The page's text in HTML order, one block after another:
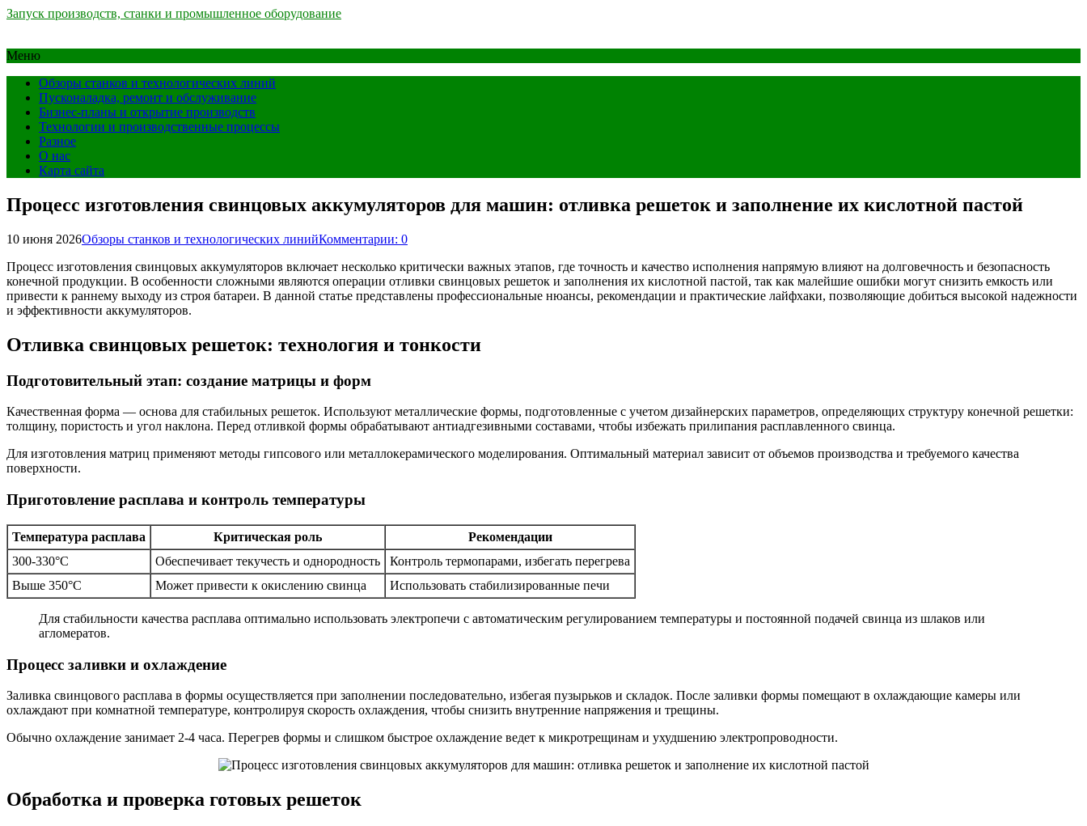
Запуск производств, станки и промышленное оборудование
Меню
Обзоры станков и технологических линий
Пусконаладка, ремонт и обслуживание
Бизнес-планы и открытие производств
Технологии и производственные процессы
Разное
О нас
Карта сайта
Процесс изготовления свинцовых аккумуляторов для машин: отливка решеток и заполнение их кислотной пастой
10 июня 2026Обзоры станков и технологических линийКомментарии: 0
Процесс изготовления свинцовых аккумуляторов включает несколько критически важных этапов, где точность и качество исполнения напрямую влияют на долговечность и безопасность
конечной продукции. В особенности сложными являются операции отливки свинцовых решеток и заполнения их кислотной пастой, так как малейшие ошибки могут снизить емкость или
привести к раннему выходу из строя батареи. В данной статье представлены профессиональные нюансы, рекомендации и практические лайфхаки, позволяющие добиться высокой надежности
и эффективности аккумуляторов.
Отливка свинцовых решеток: технология и тонкости
Подготовительный этап: создание матрицы и форм
Качественная форма — основа для стабильных решеток. Используют металлические формы, подготовленные с учетом дизайнерских параметров, определяющих структуру конечной решетки:
толщину, пористость и угол наклона. Перед отливкой формы обрабатывают антиадгезивными составами, чтобы избежать прилипания расплавленного свинца.
Для изготовления матриц применяют методы гипсового или металлокерамического моделирования. Оптимальный материал зависит от объемов производства и требуемого качества
поверхности.
Приготовление расплава и контроль температуры
Температура расплава Критическая роль
Рекомендации
300-330°C
Обеспечивает текучесть и однородность
Контроль термопарами, избегать перегрева
Выше 350°C
Может привести к окислению свинца Использовать стабилизированные печи
Для стабильности качества расплава оптимально использовать электропечи с автоматическим регулированием температуры и постоянной подачей свинца из шлаков или
агломератов.
Процесс заливки и охлаждение
Заливка свинцового расплава в формы осуществляется при заполнении последовательно, избегая пузырьков и складок. После заливки формы помещают в охлаждающие камеры или
охлаждают при комнатной температуре, контролируя скорость охлаждения, чтобы снизить внутренние напряжения и трещины.
Обычно охлаждение занимает 2-4 часа. Перегрев формы и слишком быстрое охлаждение ведет к микротрещинам и ухудшению электропроводности.
Обработка и проверка готовых решеток